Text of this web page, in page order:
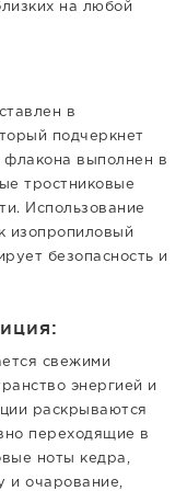
на любой
в
подчеркнет
флакона выполнен в
тростниковые
Использование
изопропиловый
безопасность и
свежими
энергией и
раскрываются
переходящие в
ноты кедра,
и очарование,